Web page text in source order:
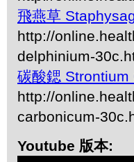
飛燕草
http://
delphinium-
碳酸鍶 Strontium
http://
carbonicum-
Youtube 版本: